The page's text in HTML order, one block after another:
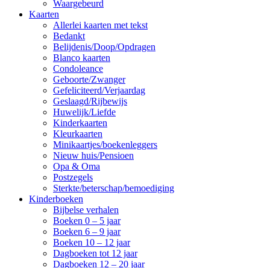
Waargebeurd
Kaarten
Allerlei kaarten met tekst
Bedankt
Belijdenis/Doop/Opdragen
Blanco kaarten
Condoleance
Geboorte/Zwanger
Gefeliciteerd/Verjaardag
Geslaagd/Rijbewijs
Huwelijk/Liefde
Kinderkaarten
Kleurkaarten
Minikaartjes/boekenleggers
Nieuw huis/Pensioen
Opa & Oma
Postzegels
Sterkte/beterschap/bemoediging
Kinderboeken
Bijbelse verhalen
Boeken 0 – 5 jaar
Boeken 6 – 9 jaar
Boeken 10 – 12 jaar
Dagboeken tot 12 jaar
Dagboeken 12 – 20 jaar